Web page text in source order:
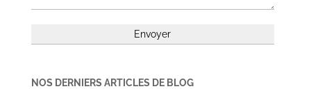
NOS DERNIERS ARTICLES DE BLOG